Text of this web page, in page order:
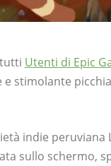
Utenti di Epic
stimolante
indie peruviana
sullo schermo,